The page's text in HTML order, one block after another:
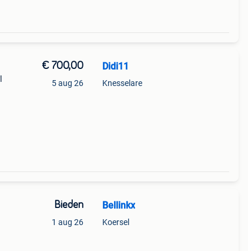
€ 700,00
5 aug 26
Didi11
Knesselare
Bieden
1 aug 26
Bellinkx
Koersel